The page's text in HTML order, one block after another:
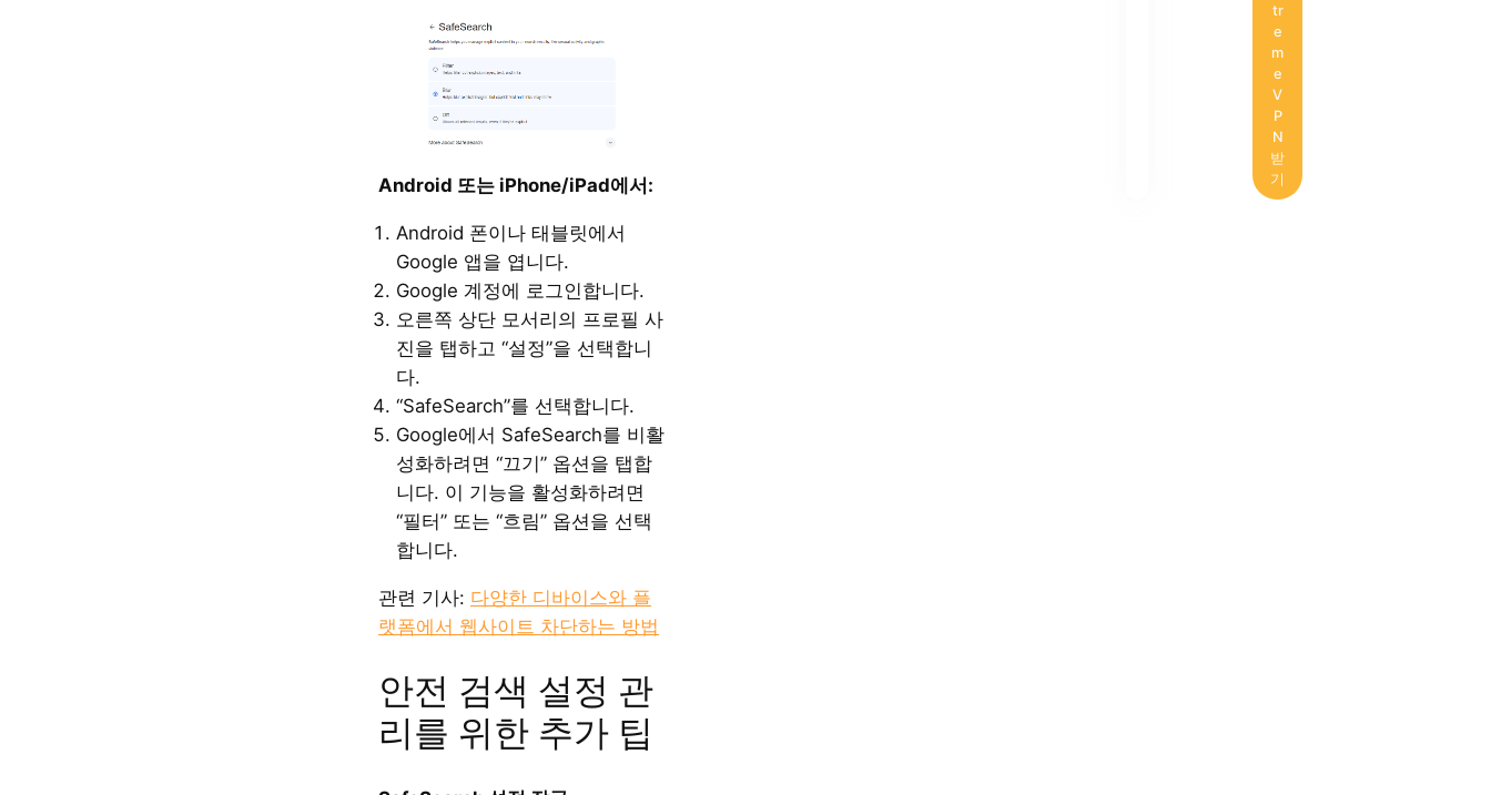
Android 또는 iPhone/iPad에서:
Android 폰이나 태블릿에서
Google 앱을 엽니다.
Google 계정에 로그인합니다.
오른쪽 상단 모서리의 프로필 사
진을 탭하고 “설정”을 선택합니
다.
“SafeSearch”를 선택합니다.
Google에서 SafeSearch를 비활
성화하려면 “끄기” 옵션을 탭합
니다. 이 기능을 활성화하려면
“필터” 또는 “흐림” 옵션을 선택
합니다.
관련 기사: 다양한 디바이스와 플
랫폼에서 웹사이트 차단하는 방법
안전 검색 설정 관
리를 위한 추가 팁
tr
e
m
e
V
P
N
받
기